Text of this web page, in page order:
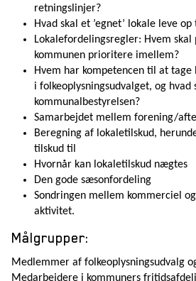
retningslinjer?
Hvad skal et ’egnet’ lokale leve op
Lokalefordelingsregler: Hvem
kommunen prioritere imellem?
Hvem har kompetencen til at tage
i folkeoplysningsudvalget, og hvad
kommunalbestyrelsen?
Samarbejdet mellem forening/
Beregning af lokaletilskud,
tilskud til
Hvornår kan lokaletilskud nægtes
Den gode sæsonfordeling
Sondringen mellem kommerciel
aktivitet.
Målgrupper:
Medlemmer af folkeoplysningsudvalg
Medarbejdere i kommuners